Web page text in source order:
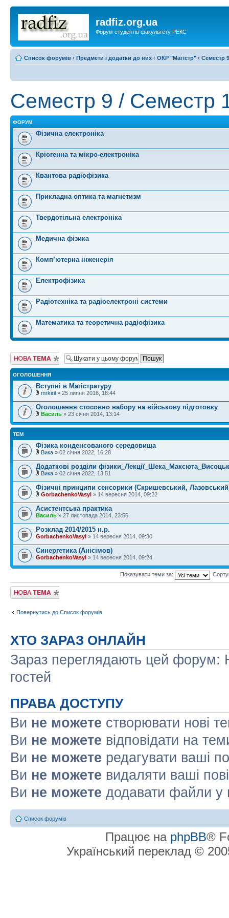
radfiz.org.ua
Форум студентів факультету РЕКС
Список форумів ‹ Предмети і додатки до них ‹ ОКР "Магістр" ‹ Семестр
Семестр 9 / Семестр
ФОРУМ
Фізична електроніка
Кріогенна та мікро-електроніка
Квантова радіофізика
Прикладна оптика та магнетизм
Твердотільна електроніка
Медична фізика
Комп’ютерна інженерія
Електрофізика
Радіотехніка та радіоелектроні системи
Математика та теоретична радіофізика
Створити нову
тему
ОГОЛОШЕННЯ
Вступні в Магістратуру
mrkiril » 25 липня 2016, 18:44
Оголошення стосовно набору на військову підготовку
Василь » 23 січня 2014, 13:14
ТЕМ
Фізика конденсованого середовища
Вика » 02 січня 2022, 16:28
Додаткові розділи
Вика » 02 січня 2022, 13:51
Фізичні принципи сенсорики (Скришевський,
GorbachenkoVasyl » 14 вересня 2014, 09:22
Асистентська практика
Василь » 27 листопада 2014, 23:55
Розклад 2014/2015 н.р.
GorbachenkoVasyl » 14 вересня 2014, 09:30
Синергетика (Анісімов)
GorbachenkoVasyl » 14 вересня 2014, 09:24
Показувати теми за:
Створити нову
тему
Повернутись до Список форумів
ХТО ЗАРАЗ ОНЛАЙН
Зараз переглядають цей форум:
гостей
ПРАВА ДОСТУПУ
Ви не можете створювати нові
Ви не можете відповідати на
Ви не можете редагувати ваші
Ви не можете видаляти ваші
Ви не можете додавати файли у
Список форумів
Працює на phpBB®
Український переклад ©